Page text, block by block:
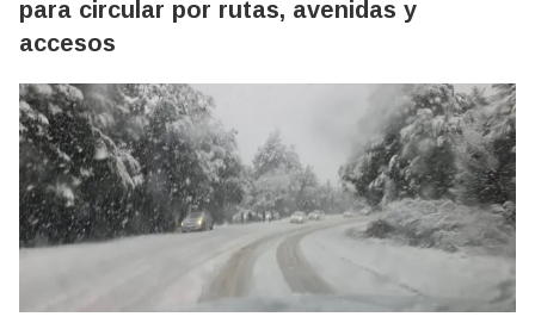
para circular por rutas, avenidas y
accesos